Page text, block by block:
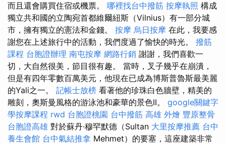
而且還會購買住宿或機票。 哪裡找台中撥筋 按摩執照 構成
獨立共和國的立陶宛首都維爾紐斯（Vilnius）有一部分城
市，擁有獨立的憲法和金錢。 按摩 烏日按摩 在此，我要感
謝您在上述旅行中的活動，我們度過了愉快的時光。 撥筋
課程 台胞證辦理 南屯按摩 網路行銷 謝謝，我們喜歡一
切，大自然很美，節目很有趣。 當時，叉子幾乎在崩潰，
但是有四年零數百萬美元，他現在已成為博斯普魯斯最美麗
的Yali之一。 記帳士放榜 看著他的珍珠白色牆壁，精美的
雕刻，奧斯曼風格的游泳池和豪華的景色II。 google關鍵字
學按摩課程 rwd 台胞證桃園 台中撥筋 高雄 外燴 豐原整骨
台胞證高雄 對於蘇丹·穆罕默德（Sultan 大里按摩推薦 台中
養生會館 台中氣結推拿 Mehmet）的要塞，這座建築非常